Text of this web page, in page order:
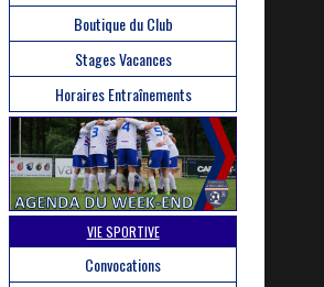
Boutique du Club
Stages Vacances
Horaires Entraînements
VIE SPORTIVE
Convocations